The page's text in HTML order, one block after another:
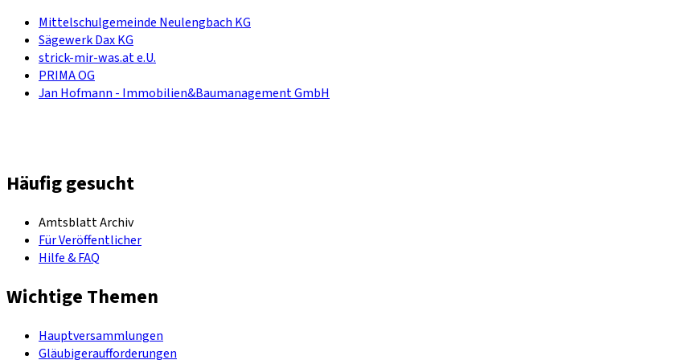
Mittelschulgemeinde Neulengbach KG
Sägewerk Dax KG
strick-mir-was.at e.U.
PRIMA OG
Jan Hofmann - Immobilien&Baumanagement GmbH
Häufig gesucht
Amtsblatt Archiv
Für Veröffentlicher
Hilfe & FAQ
Wichtige Themen
Hauptversammlungen
Gläubigeraufforderungen